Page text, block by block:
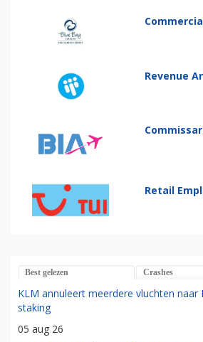
Revenue
Retail
Best gelezen Crashes
KLM annuleert meerdere vluchten
staking
05 aug 26